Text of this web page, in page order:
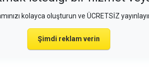
kolayca oluşturun ve ÜCRETSİZ
Şimdi reklam verin